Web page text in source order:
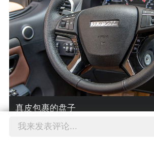
真皮包裹的盘子
我来发表评论...